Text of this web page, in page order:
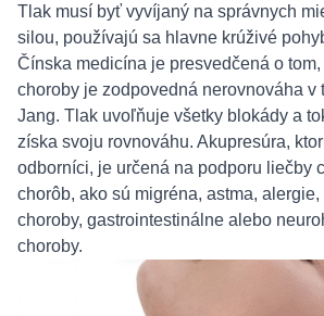
Tlak musí byť vyvíjaný na správnych
silou, používajú sa hlavne krúživé
Čínska medicína je presvedčená o
choroby je zodpovedná nerovnováha v
Jang. Tlak uvoľňuje všetky blokády a
získa svoju rovnováhu. Akupresúra,
odborníci, je určená na podporu liečby
chorôb, ako sú migréna, astma,
choroby, gastrointestinálne alebo
choroby.